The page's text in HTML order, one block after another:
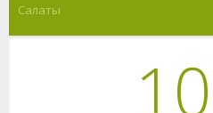
Салаты
10